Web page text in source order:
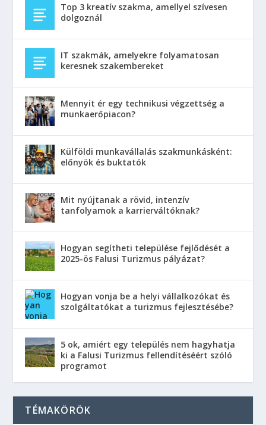
Top 3 kreatív szakma, amellyel szívesen
dolgoznál
IT szakmák, amelyekre folyamatosan
keresnek szakembereket
Mennyit ér egy technikusi végzettség a
munkaerőpiacon?
Külföldi munkavállalás szakmunkásként:
előnyök és buktatók
Mit nyújtanak a rövid, intenzív
tanfolyamok a karrierváltóknak?
Hogyan segítheti települése fejlődését a
2025-ös Falusi Turizmus pályázat?
Hogyan vonja be a helyi vállalkozókat és
szolgáltatókat a turizmus fejlesztésébe?
5 ok, amiért egy település nem hagyhatja
ki a Falusi Turizmus fellendítéséért szóló
programot
TÉMAKÖRÖK